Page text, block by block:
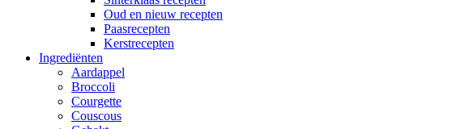
Oud en nieuw recepten
Paasrecepten
Kerstrecepten
Ingrediënten
Aardappel
Broccoli
Courgette
Couscous